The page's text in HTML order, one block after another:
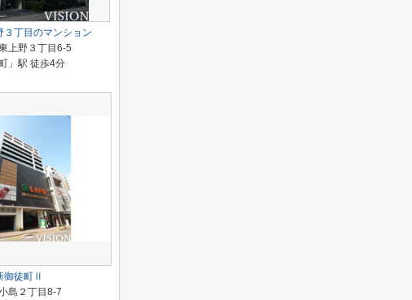
３丁目のマンション
上野３丁目6-5
」駅 徒歩4分
御徒町Ⅱ
島２丁目8-7